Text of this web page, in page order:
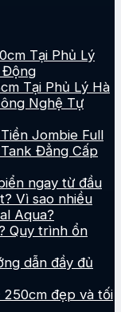
Tại Phủ Lý
Động
Tại Phủ Lý Hà
Nghệ Tự
Jombie Full
Đẳng Cấp
ngay từ đầu
Vì sao nhiều
Aqua?
Quy trình ổn
dẫn đầy đủ
250cm đẹp và tối